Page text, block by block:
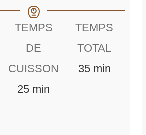
TEMPS
DE
CUISSON
25mmin
TEMPS
TOTAL
35mmin